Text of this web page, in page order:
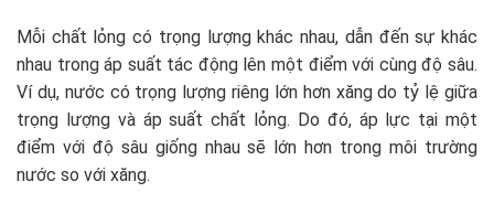
Mỗi chất lỏng có trọng lượng khác nhau, dẫn đến sự khác
nhau trong áp suất tác động lên một điểm với cùng độ sâu.
Ví dụ, nước có trọng lượng riêng lớn hơn xăng do tỷ lệ giữa
trọng lượng và áp suất chất lỏng. Do đó, áp lực tại một
điểm với độ sâu giống nhau sẽ lớn hơn trong môi trường
nước so với xăng.